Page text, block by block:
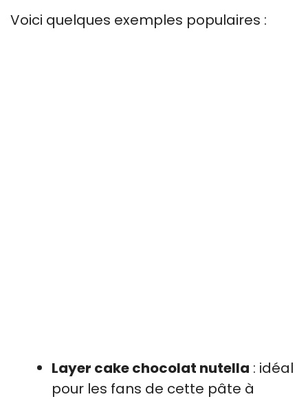
Voici quelques exemples populaires :
Layer cake chocolat nutella : idéal
pour les fans de cette pâte à